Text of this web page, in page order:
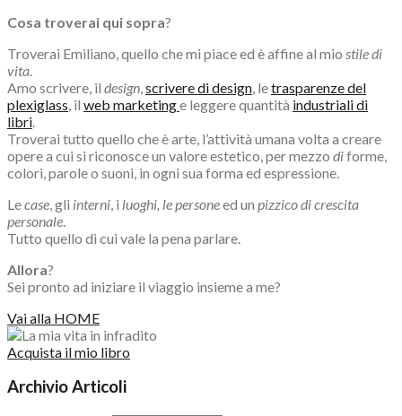
Cosa troverai qui sopra?
Troverai Emiliano, quello che mi piace ed è affine al mio stile di
vita
Amo scrivere, il design scrivere di design , letrasparenze del
plexiglass , il web marketinge leggere quantità industriali di
libri
Troverai tutto quello che è arte, l’attività umana volta a creare
opere a cui si riconosce un valore estetico, per mezzo diforme,
colori, parole o suoni, in ogni sua forma ed espressione.
Lecase , gli interni , i luoghi, le personeed un pizzico di crescita
personale
Tutto quello di cui vale la pena parlare.
Allora?
Sei pronto ad iniziare il viaggio insieme a me?
Vai alla HOME
Acquista il mio libro
Archivio Articoli